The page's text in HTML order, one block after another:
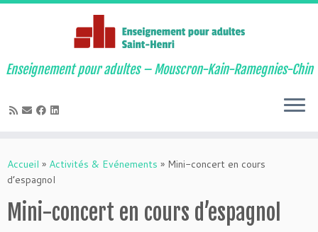
au
contenu
Enseignement pour adultes – Mouscron-Kain-Ramegnies-Chin
Accueil » Activités & Evénements » Mini-concert en cours
d’espagnol
Mini-concert en cours d’espagnol